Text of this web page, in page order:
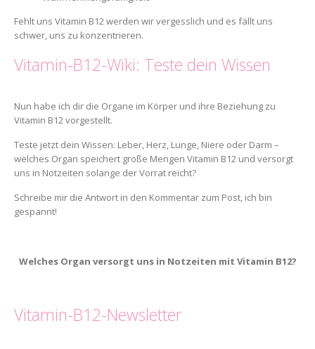
Fehlt uns Vitamin B12 werden wir vergesslich und es fällt uns
schwer, uns zu konzentrieren.
Vitamin-B12-Wiki: Teste dein Wissen
Nun habe ich dir die Organe im Körper und ihre Beziehung zu
Vitamin B12 vorgestellt.
Teste jetzt dein Wissen: Leber, Herz, Lunge, Niere oder Darm –
welches Organ speichert große Mengen Vitamin B12 und versorgt
uns in Notzeiten solange der Vorrat reicht?
Schreibe mir die Antwort in den Kommentar zum Post, ich bin
gespannt!
Welches Organ versorgt uns in Notzeiten mit Vitamin B12?
Vitamin-B12-Newsletter